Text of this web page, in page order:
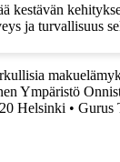
kestävän
ja turvallisuus
Ympäristö
Helsinki • Gurus